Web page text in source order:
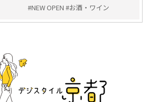
#NEW OPEN #お酒・ワイン